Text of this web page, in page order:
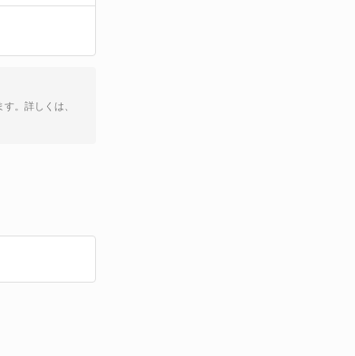
。詳しくは、